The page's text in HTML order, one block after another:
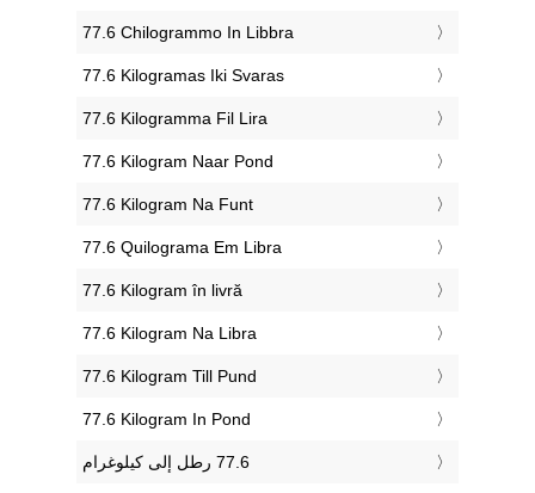
‎77.6 Chilogrammo In Libbra
‎77.6 Kilogramas Iki Svaras
‎77.6 Kilogramma Fil Lira
‎77.6 Kilogram Naar Pond
‎77.6 Kilogram Na Funt
‎77.6 Quilograma Em Libra
‎77.6 Kilogram în livră
‎77.6 Kilogram Na Libra
‎77.6 Kilogram Till Pund
‎77.6 Kilogram In Pond